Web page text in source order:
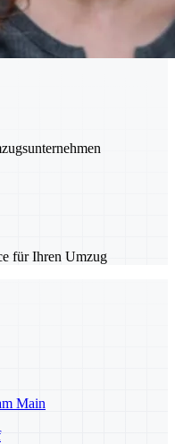
für Ihren Umzug
Main